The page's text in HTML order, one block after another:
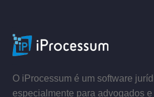
O iProcessum é um software
especialmente para advogados